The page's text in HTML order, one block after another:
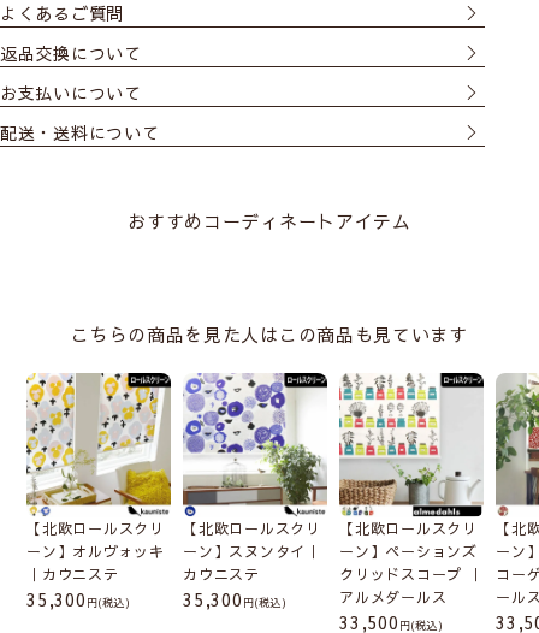
よくあるご質問
返品交換について
お支払いについて
配送・送料について
おすすめコーディネートアイテム
こちらの商品を見た人はこの商品も見ています
【北欧ロールスクリ
ーン】オルヴォッキ
｜カウニステ
35,300 (税込)
【北欧ロールスクリ
ーン】スヌンタイ｜
カウニステ
35,300 (税込)
【北欧ロールスクリ
ーン】ペーションズ
クリッドスコープ ｜
アルメダールス
33,500 (税込)
【北
ーン
コー
ール